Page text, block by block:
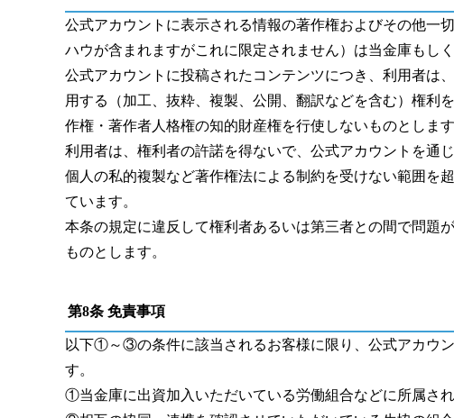
公式アカウントに表示される情報の著作権およびその他一
ハウが含まれますがこれに限定されません）は当金庫もし
公式アカウントに投稿されたコンテンツにつき、利用者は
用する（加工、抜粋、複製、公開、翻訳などを含む）権利
作権・著作者人格権の知的財産権を行使しないものとします
利用者は、権利者の許諾を得ないで、公式アカウントを通
個人の私的複製など著作権法による制約を受けない範囲を
ています。
本条の規定に違反して権利者あるいは第三者との間で問題
ものとします。
第8条 免責事項
以下①～③の条件に該当されるお客様に限り、公式アカウ
す。
①当金庫に出資加入いただいている労働組合などに所属さ